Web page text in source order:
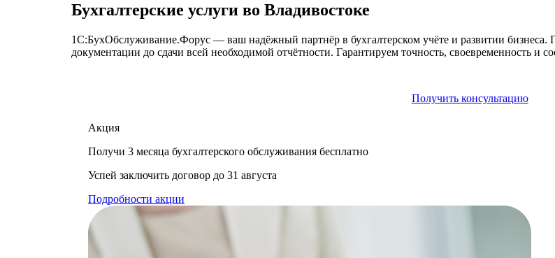
Бухгалтерские услуги во Владивостоке
1С:БухОбслуживание.Форус — ваш надёжный партнёр в бухгалтерском учёте и развитии бизнеса.
документации до сдачи всей необходимой отчётности. Гарантируем точность, своевременность и
Получить консультацию
Акция
Получи 3 месяца бухгалтерского обслуживания бесплатно
Успей заключить договор до 31 августа
Подробности акции